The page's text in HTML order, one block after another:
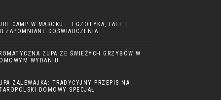
CAMP W MAROKU – EGZOTYKA, FALE I
DOŚWIADCZENIA
ZUPA ZE ŚWIEŻYCH GRZYBÓW W
WYDANIU
ZALEWAJKA: TRADYCYJNY PRZEPIS NA
DOMOWY SPECJAŁ